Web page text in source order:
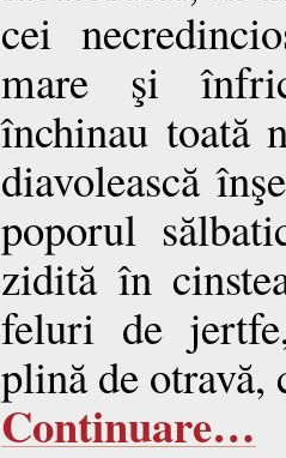
cei
mare şi
închinau toată
diavolească
poporul
zidită în
feluri de
plină de otravă,
Continuare…